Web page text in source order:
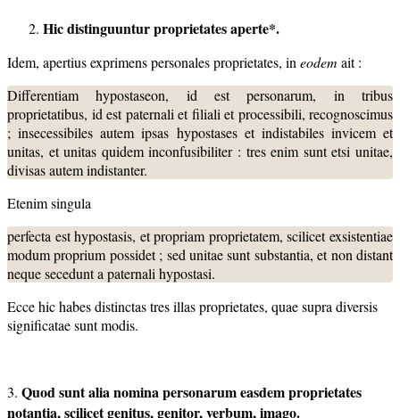
Hic distinguuntur proprietates aperte*.
Idem, apertius exprimens personales proprietates, in eodem ait :
Differentiam hypostaseon, id est personarum, in tribus
proprietatibus, id est paternali et filiali et processibili, recognoscimus
; insecessibiles autem ipsas hypostases et indistabiles invicem et
unitas, et unitas quidem inconfusibiliter : tres enim sunt etsi unitae,
divisas autem indistanter.
Etenim singula
perfecta est hypostasis, et propriam proprietatem, scilicet exsistentiae
modum proprium possidet ; sed unitae sunt substantia, et non distant
neque secedunt a paternali hypostasi.
Ecce hic habes distinctas tres illas proprietates, quae supra diversis
significatae sunt modis.
3. Quod sunt alia nomina personarum easdem proprietates
notantia, scilicet genitus, genitor, verbum, imago.